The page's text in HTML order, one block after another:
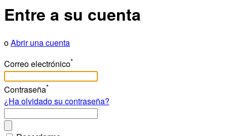
Entre a su cuenta
oAbrir una cuenta
Correo electrónico*
Contraseña*
¿Ha olvidado su contraseña?